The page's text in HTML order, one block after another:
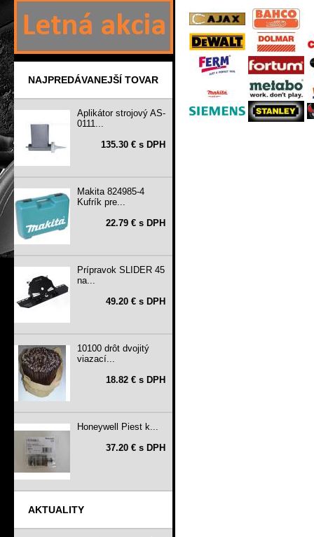
NAJPREDÁVANEJŠÍ TOVAR
Aplikátor strojový AS-
0111...
135.30 € s DPH
Makita 824985-4
Kufrík pre...
22.79 € s DPH
Prípravok SLIDER 45
na...
49.20 € s DPH
10100 drôt dvojitý
viazací...
18.82 € s DPH
Honeywell Piest k...
37.20 € s DPH
AKTUALITY